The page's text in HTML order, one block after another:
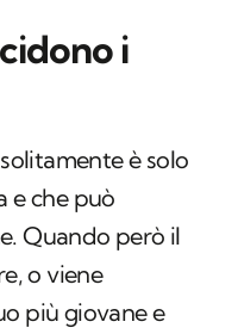
i
è solo
e che può
Quando però il
o viene
più giovane e